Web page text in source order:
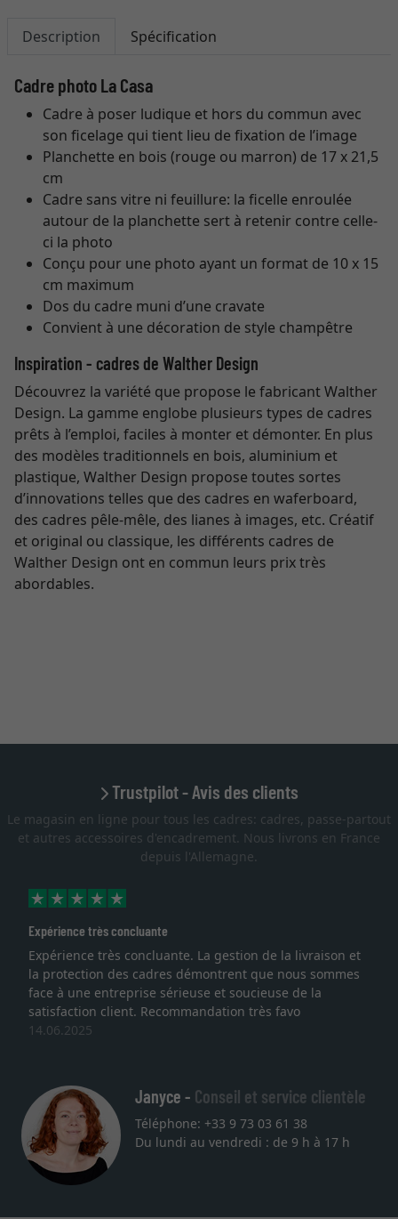
Description Spécification
Cadre photo La Casa
Cadre à poser ludique et hors du commun avec
son ficelage qui tient lieu de fixation de l’image
Planchette en bois (rouge ou marron) de 17 x 21,5
cm
Cadre sans vitre ni feuillure: la ficelle enroulée
autour de la planchette sert à retenir contre celle-
ci la photo
Conçu pour une photo ayant un format de 10 x 15
cm maximum
Dos du cadre muni d’une cravate
Convient à une décoration de style champêtre
Inspiration - cadres de Walther Design
Découvrez la variété que propose le fabricant Walther
Design. La gamme englobe plusieurs types de cadres
prêts à l’emploi, faciles à monter et démonter. En plus
des modèles traditionnels en bois, aluminium et
plastique, Walther Design propose toutes sortes
d’innovations telles que des cadres en waferboard,
des cadres pêle-mêle, des lianes à images, etc. Créatif
et original ou classique, les différents cadres de
Walther Design ont en commun leurs prix très
abordables.
Trustpilot - Avis des clients
Le magasin en ligne pour tous les cadres: cadres, passe-partout
et autres accessoires d'encadrement. Nous livrons en France
depuis l'Allemagne.
Expérience très concluante
Expérience très concluante. La gestion de la livraison et
la protection des cadres démontrent que nous sommes
face à une entreprise sérieuse et soucieuse de la
satisfaction client. Recommandation très favo
14.06.2025
Janyce - Conseil et service clientèle
Téléphone: +33 9 73 03 61 38
Du lundi au vendredi : de 9 h à 17 h